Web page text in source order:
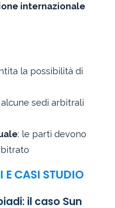
internazionale
la possibilità di
sedi arbitrali
: le parti devono
E CASI STUDIO
il caso Sun